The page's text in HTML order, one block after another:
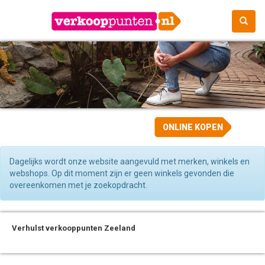
ONLINE KOPEN
Dagelijks wordt onze website aangevuld met merken, winkels en
webshops. Op dit moment zijn er geen winkels gevonden die
overeenkomen met je zoekopdracht.
Verhulst verkooppunten Zeeland